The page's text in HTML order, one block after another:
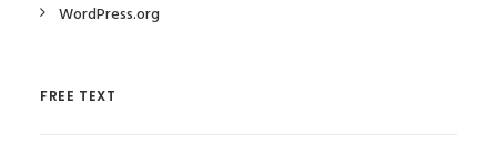
WordPress.org
FREE TEXT